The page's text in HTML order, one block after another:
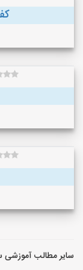
سایر مطالب آموزشی